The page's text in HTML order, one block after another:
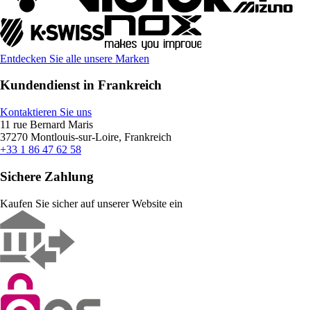
Entdecken Sie alle unsere Marken
Kundendienst in Frankreich
Kontaktieren Sie uns
11 rue Bernard Maris
37270 Montlouis-sur-Loire, Frankreich
+33 1 86 47 62 58
Sichere Zahlung
Kaufen Sie sicher auf unserer Website ein